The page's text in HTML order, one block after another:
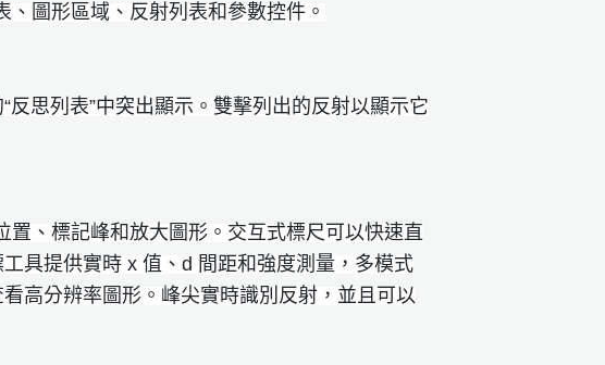
圖形區域、反射列表和參數控件。
思列表”中突出顯示。雙擊列出的反射以顯示它
、標記峰和放大圖形。交互式標尺可以快速直
具提供實時 x 值、d 間距和強度測量，多模式
高分辨率圖形。峰尖實時識別反射，並且可以